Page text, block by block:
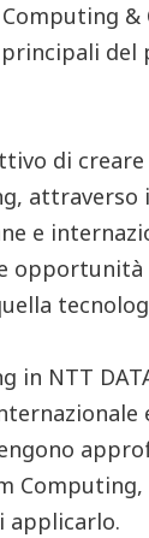
del
di
attraverso
e
opportunità
in NTT
applicarlo.